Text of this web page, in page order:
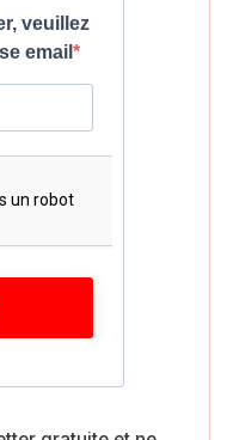
veuillez
email